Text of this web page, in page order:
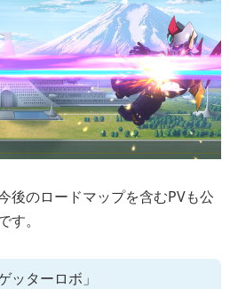
後のロードマップを含むPVも公
。
ッターロボ」